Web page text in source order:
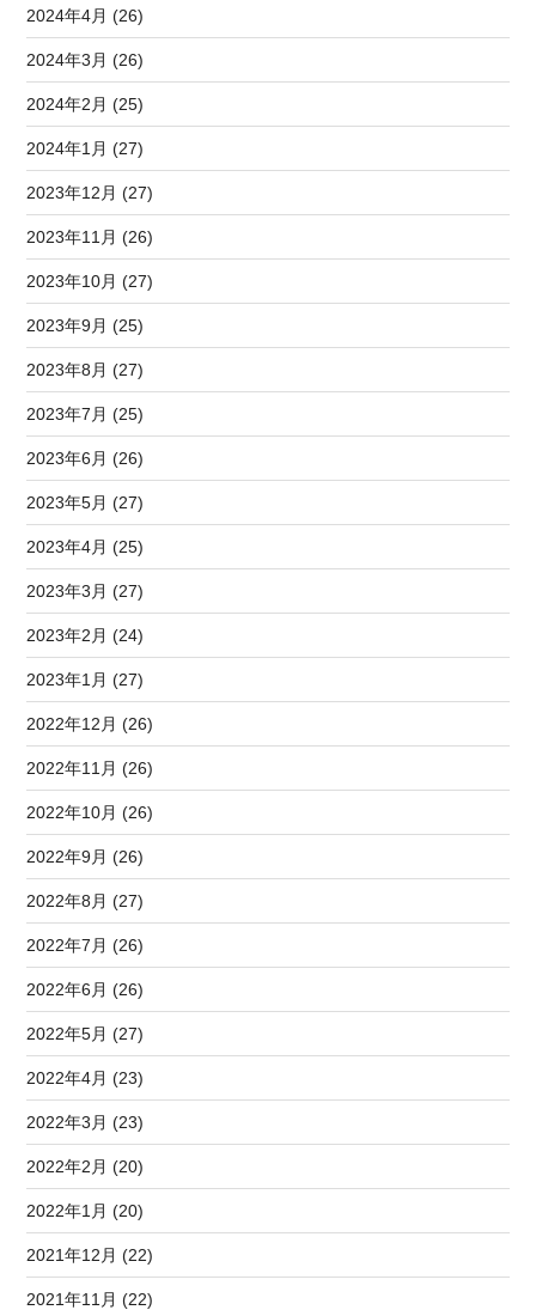
2024年4月 (26)
2024年3月 (26)
2024年2月 (25)
2024年1月 (27)
2023年12月 (27)
2023年11月 (26)
2023年10月 (27)
2023年9月 (25)
2023年8月 (27)
2023年7月 (25)
2023年6月 (26)
2023年5月 (27)
2023年4月 (25)
2023年3月 (27)
2023年2月 (24)
2023年1月 (27)
2022年12月 (26)
2022年11月 (26)
2022年10月 (26)
2022年9月 (26)
2022年8月 (27)
2022年7月 (26)
2022年6月 (26)
2022年5月 (27)
2022年4月 (23)
2022年3月 (23)
2022年2月 (20)
2022年1月 (20)
2021年12月 (22)
2021年11月 (22)